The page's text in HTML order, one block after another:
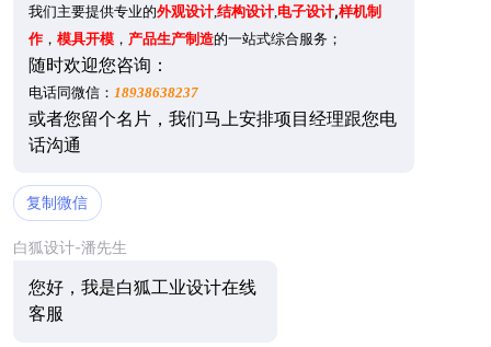
我们主要提供专业的外观设计,结构设计, 电子设计,样机制
作， 模具开模， 产品生产制造的一站式综合服务；
随时欢迎您咨询：
电话同微信： 18938638237
或者您留个名片，我们马上安排项目经理跟您电
话沟通
复制微信
白狐设计-潘先生
您好，我是白狐工业设计在线
客服